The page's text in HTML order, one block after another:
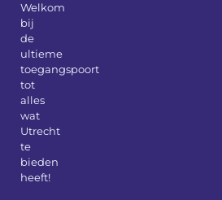
Welkom
bij
de
ultieme
toegangspoort
tot
alles
wat
Utrecht
te
bieden
heeft!